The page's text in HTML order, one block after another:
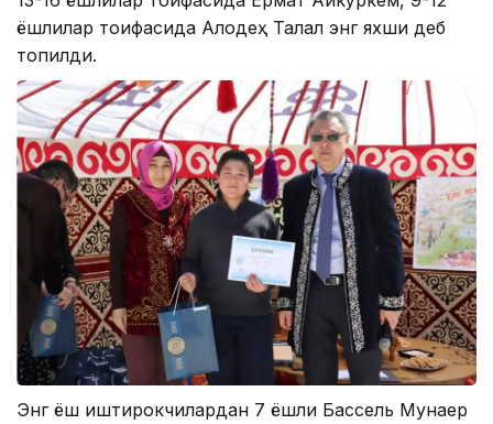
ёшлилар тоифасида Алодеҳ Талал энг яхши деб
топилди.
Энг ёш иштирокчилардан 7 ёшли Бассель Мунаер